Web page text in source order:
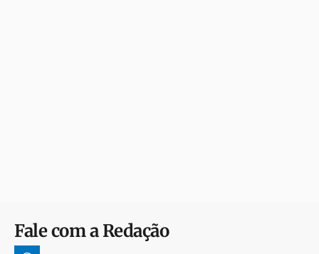
Fale com a Redação